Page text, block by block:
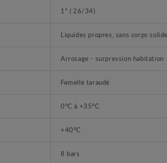
1" ( 26/34)
Liquides propres, sans corps
Arrosage - surpression habitation
Femelle taraudé
0°C à +35°C
+40°C
8 bars